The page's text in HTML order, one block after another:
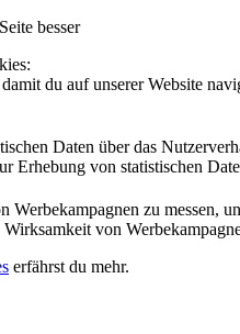
besser
du auf unserer Website
Daten über das
Erhebung von statistischen
zu messen,
von
erfährst du mehr.